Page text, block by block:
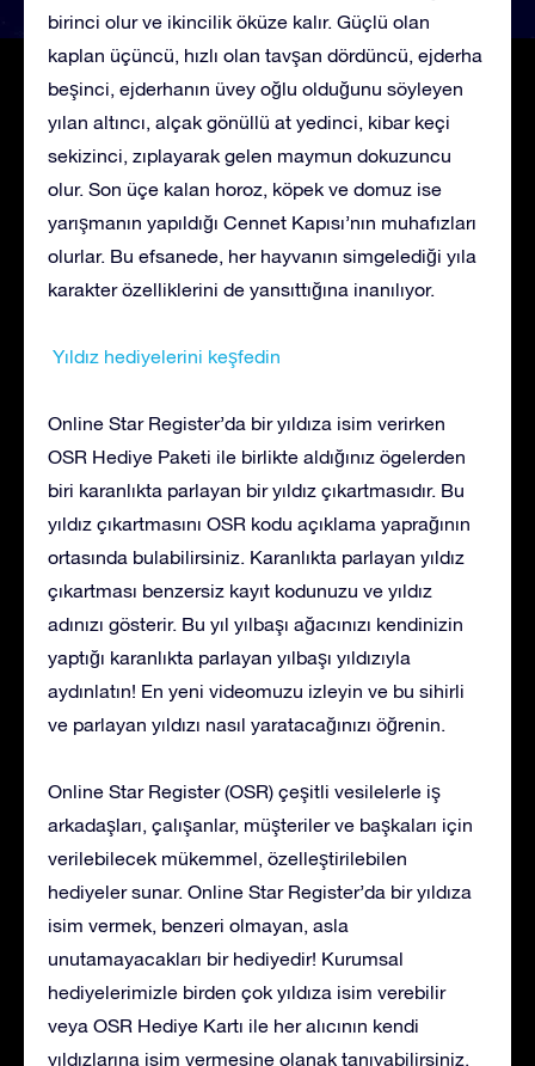
birinci olur ve ikincilik öküze kalır. Güçlü olan
kaplan üçüncü, hızlı olan tavşan dördüncü, ejderha
beşinci, ejderhanın üvey oğlu olduğunu söyleyen
yılan altıncı, alçak gönüllü at yedinci, kibar keçi
sekizinci, zıplayarak gelen maymun dokuzuncu
olur. Son üçe kalan horoz, köpek ve domuz ise
yarışmanın yapıldığı Cennet Kapısı’nın muhafızları
olurlar. Bu efsanede, her hayvanın simgelediği yıla
karakter özelliklerini de yansıttığına inanılıyor.
Yıldız hediyelerini keşfedin
Online Star Register’da bir yıldıza isim verirken
OSR Hediye Paketi ile birlikte aldığınız ögelerden
biri karanlıkta parlayan bir yıldız çıkartmasıdır. Bu
yıldız çıkartmasını OSR kodu açıklama yaprağının
ortasında bulabilirsiniz. Karanlıkta parlayan yıldız
çıkartması benzersiz kayıt kodunuzu ve yıldız
adınızı gösterir. Bu yıl yılbaşı ağacınızı kendinizin
yaptığı karanlıkta parlayan yılbaşı yıldızıyla
aydınlatın! En yeni videomuzu izleyin ve bu sihirli
ve parlayan yıldızı nasıl yaratacağınızı öğrenin.
Online Star Register (OSR) çeşitli vesilelerle iş
arkadaşları, çalışanlar, müşteriler ve başkaları için
verilebilecek mükemmel, özelleştirilebilen
hediyeler sunar. Online Star Register’da bir yıldıza
isim vermek, benzeri olmayan, asla
unutamayacakları bir hediyedir! Kurumsal
hediyelerimizle birden çok yıldıza isim verebilir
veya OSR Hediye Kartı ile her alıcının kendi
yıldızlarına isim vermesine olanak tanıyabilirsiniz.